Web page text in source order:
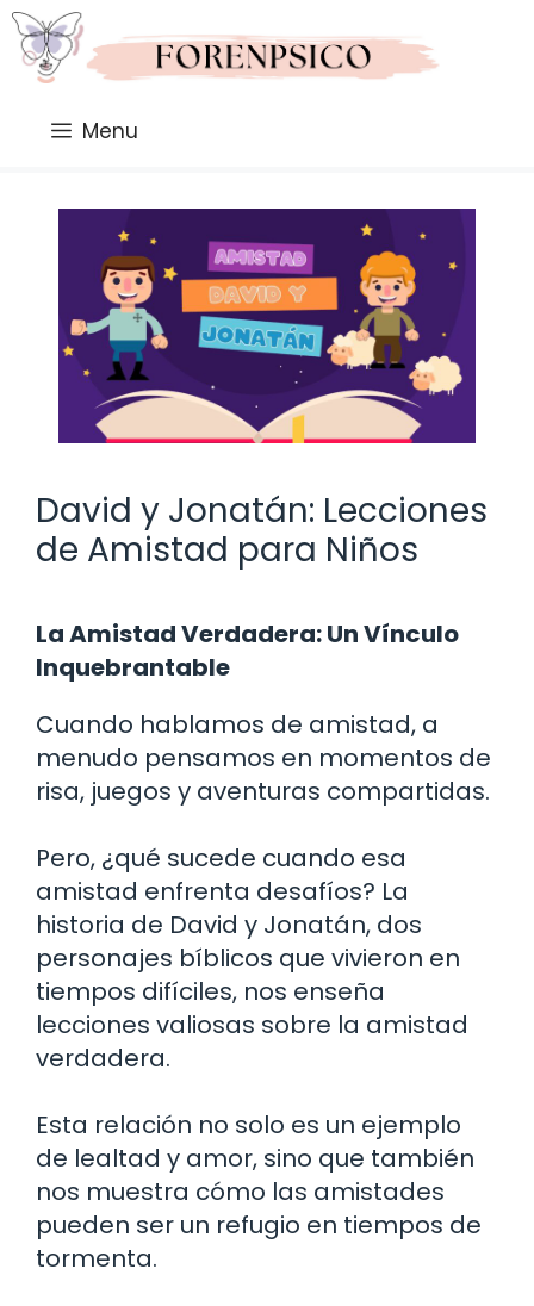
Saltar
al
contenido
Menu
David y Jonatán: Lecciones
de Amistad para Niños
La Amistad Verdadera: Un Vínculo
Inquebrantable
Cuando hablamos de amistad, a
menudo pensamos en momentos de
risa, juegos y aventuras compartidas.
Pero, ¿qué sucede cuando esa
amistad enfrenta desafíos? La
historia de David y Jonatán, dos
personajes bíblicos que vivieron en
tiempos difíciles, nos enseña
lecciones valiosas sobre la amistad
verdadera.
Esta relación no solo es un ejemplo
de lealtad y amor, sino que también
nos muestra cómo las amistades
pueden ser un refugio en tiempos de
tormenta.